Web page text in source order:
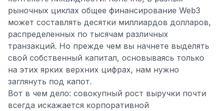
рыночных циклах общее финансирование Web3
может составлять десятки миллиардов долларов,
распределенных по тысячам различных
транзакций. Но прежде чем вы начнете выделять
свой собственный капитал, основываясь только
на этих ярких верхних цифрах, нам нужно
заглянуть под капот.
Вот в чем дело: совокупный рост выручки почти
всегда искажается корпоративной